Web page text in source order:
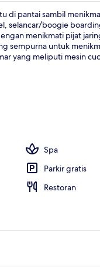
di pantai sambil
selancar/boogie
menikmati pijat
sempurna untuk
yang meliputi mesin
Spa
Parkir gratis
Restoran